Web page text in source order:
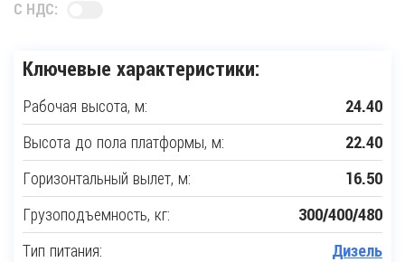
Ключевые характеристики:
Рабочая высота, м: 24.40
Высота до пола платформы, м: 22.40
Горизонтальный вылет, м: 16.50
Грузоподъемность, кг: 300/400/480
Тип питания: Дизель
С НДС: